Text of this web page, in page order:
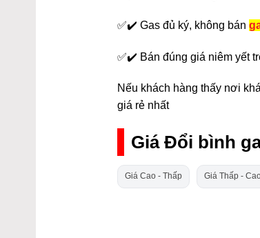
✅✔️ Gas đủ ký, không bán
✅✔️ Bán đúng giá niêm yết
Nếu khách hàng thấy nơi
giá rẻ nhất
Giá Đổi bình
Giá Cao - Thấp Giá Thấp -